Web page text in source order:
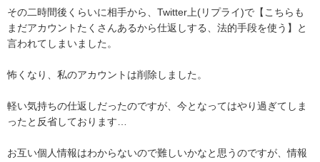
その二時間後くらいに相手から、Twitter上(リプライ)で【こちらも
まだアカウントたくさんあるから仕返しする、法的手段を使う】と
言われてしまいました。
怖くなり、私のアカウントは削除しました。
軽い気持ちの仕返しだったのですが、今となってはやり過ぎてしま
ったと反省しております…
お互い個人情報はわからないので難しいかなと思うのですが、情報